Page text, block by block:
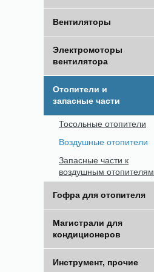
Вентиляторы
Электромоторы
вентилятора
Отопители и
запасные части
Тосольные отопители
Воздушные отопители
Запасные части к
воздушным отопителям
Гофра для отопителя
Магистрали для
кондиционеров
Инструмент, прочие